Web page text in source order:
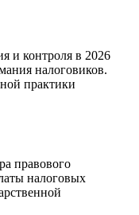
и контроля в 2026
налоговиков.
практики
правового
налоговых